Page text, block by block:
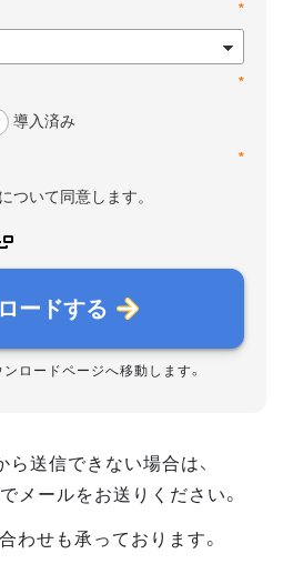
*
*
導入済み
*
ついて同意します。
ードする
ロードページへ移動します。
送信できない場合は、
メールをお送りください。
わせも承っております。